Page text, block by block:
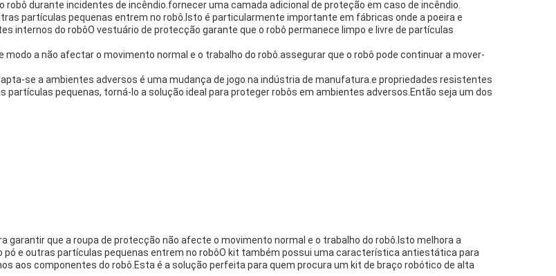
durante incidentes de incêndio.fornecer uma camada adicional de proteção em caso de incêndio.
partículas pequenas entrem no robô.Isto é particularmente importante em fábricas onde a poeira e
internos do robôO vestuário de protecção garante que o robô permanece limpo e livre de partículas
a não afectar o movimento normal e o trabalho do robô.assegurar que o robô pode continuar a mover-
se a ambientes adversos é uma mudança de jogo na indústria de manufatura.e propriedades resistentes
pequenas, torná-lo a solução ideal para proteger robôs em ambientes adversos.Então seja um dos
que a roupa de protecção não afecte o movimento normal e o trabalho do robô.Isto melhora a
e outras partículas pequenas entrem no robôO kit também possui uma característica antiestática para
aos componentes do robô.Esta é a solução perfeita para quem procura um kit de braço robótico de alta